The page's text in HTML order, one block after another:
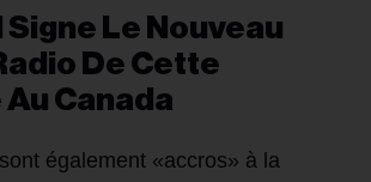
Signe Le Nouveau
De Cette
Canada
également «accros» à la